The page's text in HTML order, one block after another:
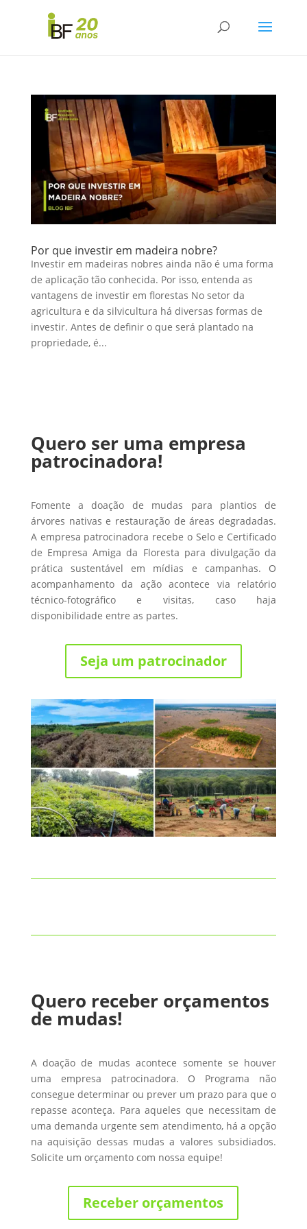
Por que investir em madeira nobre?
Investir em madeiras nobres ainda não é uma forma
de aplicação tão conhecida. Por isso, entenda as
vantagens de investir em florestas No setor da
agricultura e da silvicultura há diversas formas de
investir. Antes de definir o que será plantado na
propriedade, é...
Quero ser uma empresa
patrocinadora!
Fomente a doação de mudas para plantios de
árvores nativas e restauração de áreas degradadas.
A empresa patrocinadora recebe o Selo e Certificado
de Empresa Amiga da Floresta para divulgação da
prática sustentável em mídias e campanhas. O
acompanhamento da ação acontece via relatório
técnico-fotográfico e visitas, caso haja
disponibilidade entre as partes.
Seja um patrocinador
Quero receber orçamentos
de mudas!
A doação de mudas acontece somente se houver
uma empresa patrocinadora. O Programa não
consegue determinar ou prever um prazo para que o
repasse aconteça. Para aqueles que necessitam de
uma demanda urgente sem atendimento, há a opção
na aquisição dessas mudas a valores subsidiados.
Solicite um orçamento com nossa equipe!
Receber orçamentos